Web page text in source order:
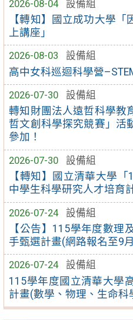
2026-08-04
設備組
【轉知】國立成功大學
上講座」
2026-08-03
設備組
高中女科巡迴科學營
2026-07-30
設備組
轉知財團法人遠哲科學教
哲文創科學探究競賽」活
參加！
2026-07-30
設備組
【轉知】國立清華大學
中學生科學研究人才培育
2026-07-24
設備組
【公告】115學年度數理
手甄選計畫(網路報名至9
2026-07-24
設備組
115學年度國立清華大學
計畫(數學、物理、生命科